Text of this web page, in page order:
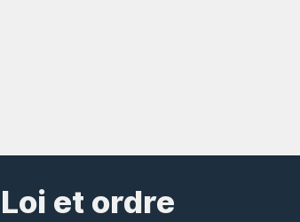
Loi et ordre